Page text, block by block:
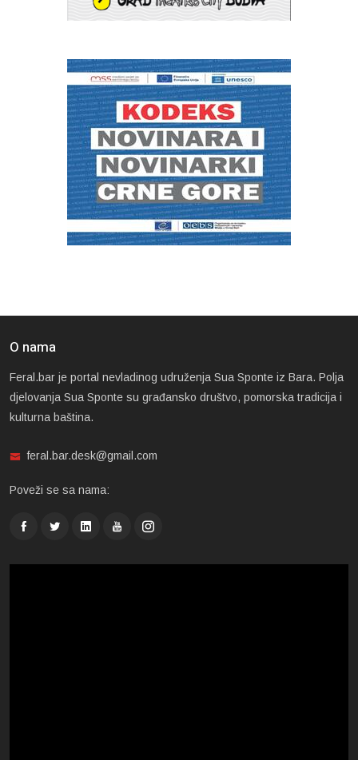
O nama
Feral.bar je portal nevladinog udruženja Sua Sponte iz Bara. Polja
djelovanja Sua Sponte su građansko društvo, pomorska tradicija i
kulturna baština.
feral.bar.desk@gmail.com
Poveži se sa nama: